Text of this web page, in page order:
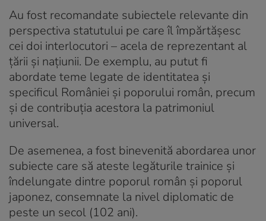
Au fost recomandate subiectele relevante din
perspectiva statutului pe care îl împărtăşesc
cei doi interlocutori – acela de reprezentant al
ţării şi naţiunii. De exemplu, au putut fi
abordate teme legate de identitatea şi
specificul României şi poporului român, precum
şi de contribuţia acestora la patrimoniul
universal.
De asemenea, a fost binevenită abordarea unor
subiecte care să ateste legăturile trainice şi
îndelungate dintre poporul român şi poporul
japonez, consemnate la nivel diplomatic de
peste un secol (102 ani).